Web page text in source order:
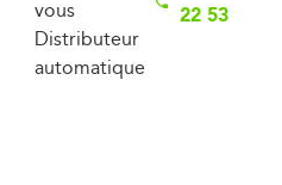
vous
Distributeur
automatique
22 53